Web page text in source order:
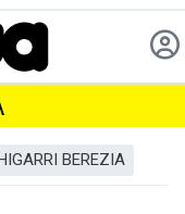
BEREZIA